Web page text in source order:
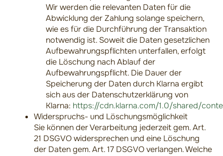
Wir werden die relevanten Daten für die
Abwicklung der Zahlung solange speichern,
wie es für die Durchführung der Transaktion
notwendig ist. Soweit die Daten gesetzlichen
Aufbewahrungspflichten unterfallen, erfolgt
die Löschung nach Ablauf der
Aufbewahrungspflicht. Die Dauer der
Speicherung der Daten durch Klarna ergibt
sich aus der Datenschutzerklärung von
Klarna: https://cdn.klarna.com/1.0/shared/
Widerspruchs- und Löschungsmöglichkeit
Sie können der Verarbeitung jederzeit gem. Art.
21 DSGVO widersprechen und eine Löschung
der Daten gem. Art. 17 DSGVO verlangen. Welche